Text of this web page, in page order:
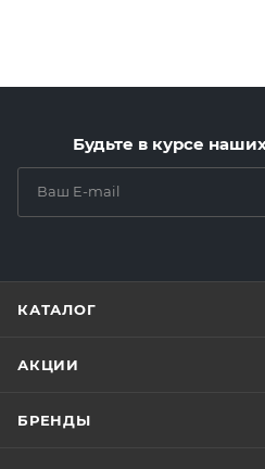
Будьте в курсе
КАТАЛОГ
АКЦИИ
БРЕНДЫ